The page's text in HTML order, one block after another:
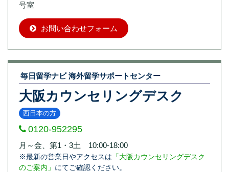
号室
お問い合わせフォーム
毎日留学ナビ 海外留学サポートセンター
大阪カウンセリングデスク
西日本の方
0120-952295
月～金、第1・3土 10:00-18:00
※最新の営業日やアクセスは 「大阪カウンセリングデスク
のご案内」 にてご確認ください。